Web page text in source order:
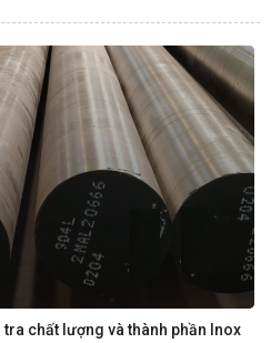
chất lượng và thành phần Inox